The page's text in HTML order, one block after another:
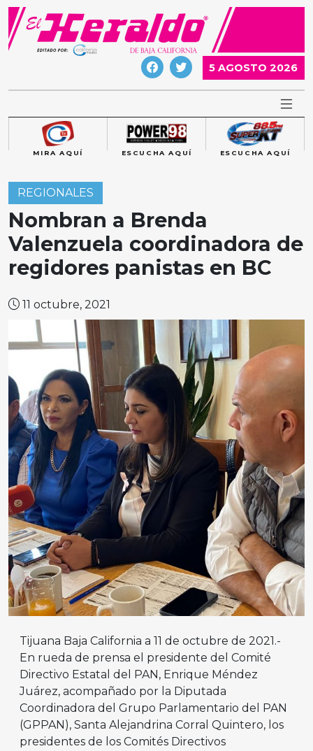
Skip
content
5 AGOSTO 2026
MIRA AQUÍ ESCUCHA AQUÍ ESCUCHA AQUÍ
REGIONALES
Nombran a Brenda
Valenzuela coordinadora de
regidores panistas en BC
11 octubre, 2021
Tijuana Baja California a 11 de octubre de 2021.-
En rueda de prensa el presidente del Comité
Directivo Estatal del PAN, Enrique Méndez
Juárez, acompañado por la Diputada
Coordinadora del Grupo Parlamentario del PAN
(GPPAN), Santa Alejandrina Corral Quintero, los
presidentes de los Comités Directivos